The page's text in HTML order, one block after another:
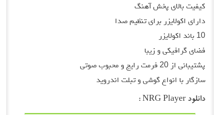
کیفیت بالای پخش آهنگ
دارای اکولایزر برای تنظیم صدا
10 باند اکولایزر
فضای گرافیکی و زیبا
پشتیبانی از 20 فرمت رایج و محبوب صوتی
سازگار با انواع گوشی و تبلت اندروید
دانلود NRG Player :